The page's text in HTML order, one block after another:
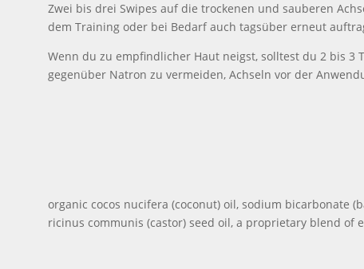
Zwei bis drei Swipes auf die trockenen und sauberen
dem Training oder bei Bedarf auch tagsüber erneut
Wenn du zu empfindlicher Haut neigst, solltest du 2 bis 3
gegenüber Natron zu vermeiden, Achseln vor der
organic cocos nucifera (coconut) oil, sodium bicarbonate
ricinus communis (castor) seed oil, a proprietary blend of